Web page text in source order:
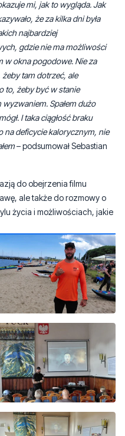
mi, jak to wygląda. Jak
że za kilka dni była
najbardziej
gdzie nie ma możliwości
w okna pogodowe. Nie za
tam dotrzeć, ale
to, żeby być w stanie
Spałem dużo
I taka ciągłość braku
na deficycie kalorycznym, nie
– podsumował Sebastian
do obejrzenia filmu
ale także do rozmowy o
życia i możliwościach, jakie